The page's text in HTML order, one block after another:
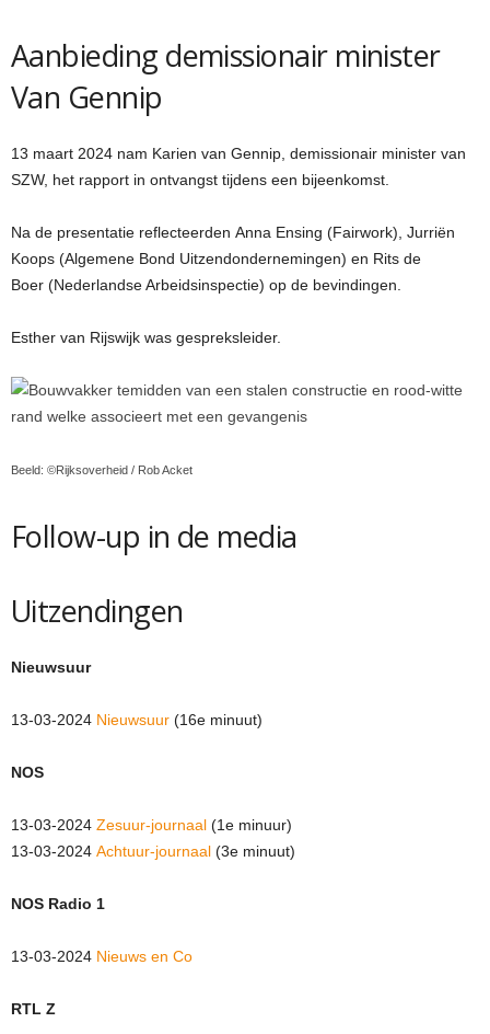
Aanbieding demissionair minister
Van Gennip
13 maart 2024 nam Karien van Gennip, demissionair minister van
SZW, het rapport in ontvangst tijdens een bijeenkomst.
Na de presentatie reflecteerden Anna Ensing (Fairwork), Jurriën
Koops (Algemene Bond Uitzendondernemingen) en Rits de
Boer (Nederlandse Arbeidsinspectie) op de bevindingen.
Esther van Rijswijk was gespreksleider.
Beeld: ©Rijksoverheid / Rob Acket
Follow-up in de media
Uitzendingen
Nieuwsuur
13-03-2024 Nieuwsuur (16e minuut)
NOS
13-03-2024 Zesuur-journaal (1e minuur)
13-03-2024 Achtuur-journaal (3e minuut)
NOS Radio 1
13-03-2024 Nieuws en Co
RTL Z